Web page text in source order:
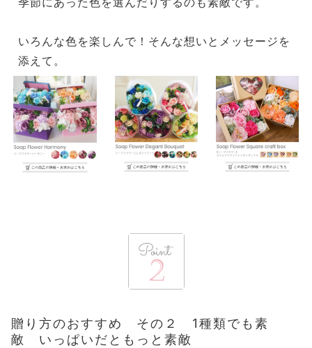
いろんな色を楽しんで！そんな想いとメッセージを
添えて。
贈り方のおすすめ その２ 1種類でも素
敵 いっぱいだともっと素敵